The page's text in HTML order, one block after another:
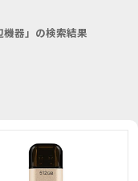
機器」の検索結果